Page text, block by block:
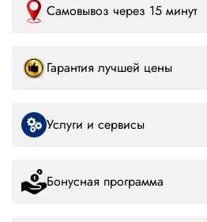
Самовывоз через 15 минут
Гарантия лучшей цены
Услуги и сервисы
Бонусная программа